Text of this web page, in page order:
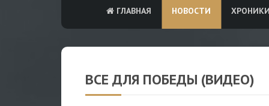
ГЛАВНАЯ НОВОСТИ
ВСЕ ДЛЯ ПОБЕДЫ (ВИДЕО)